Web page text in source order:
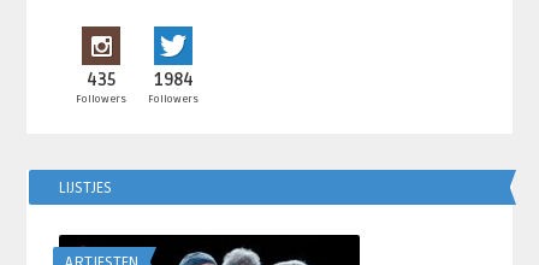
435
Followers
1984
Followers
LIJSTJES